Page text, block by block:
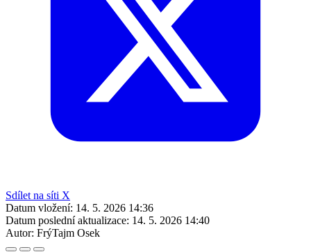
Sdílet na síti X
Datum vložení: 14. 5. 2026 14:36
Datum poslední aktualizace: 14. 5. 2026 14:40
Autor: FrýTajm Osek